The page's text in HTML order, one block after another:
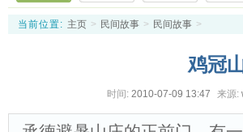
当前位置: 主页 > 民间故事 > 民间故事 >
鸡冠
时间: 2010-07-09 13:47 来源: